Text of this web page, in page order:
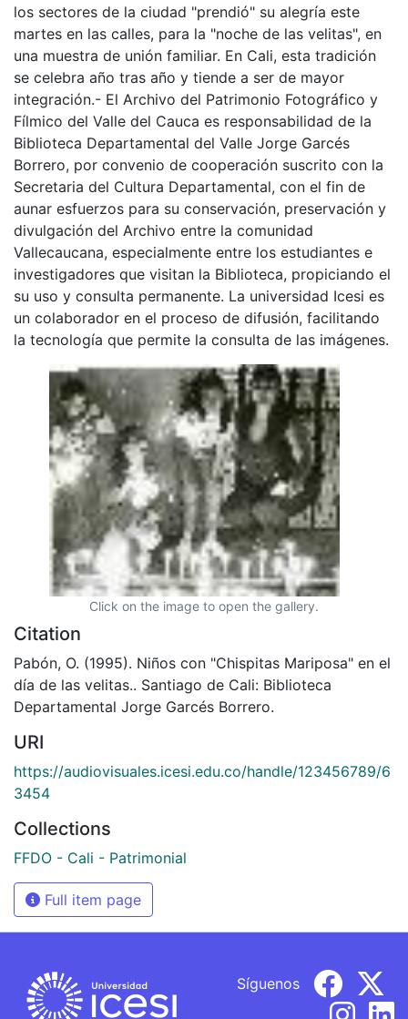
los sectores de la ciudad "prendió" su alegría este
martes en las calles, para la "noche de las velitas", en
una muestra de unión familiar. En Cali, esta tradición
se celebra año tras año y tiende a ser de mayor
integración.- El Archivo del Patrimonio Fotográfico y
Fílmico del Valle del Cauca es responsabilidad de la
Biblioteca Departamental del Valle Jorge Garcés
Borrero, por convenio de cooperación suscrito con la
Secretaria del Cultura Departamental, con el fin de
aunar esfuerzos para su conservación, preservación y
divulgación del Archivo entre la comunidad
Vallecaucana, especialmente entre los estudiantes e
investigadores que visitan la Biblioteca, propiciando el
su uso y consulta permanente. La universidad Icesi es
un colaborador en el proceso de difusión, facilitando
la tecnología que permite la consulta de las imágenes.
Click on the image to open the gallery.
Citation
Pabón, O. (1995). Niños con "Chispitas Mariposa" en el
día de las velitas.. Santiago de Cali: Biblioteca
Departamental Jorge Garcés Borrero.
URI
https://audiovisuales.icesi.edu.co/handle/123456789/6
3454
Collections
FFDO - Cali - Patrimonial
Full item page
Síguenos